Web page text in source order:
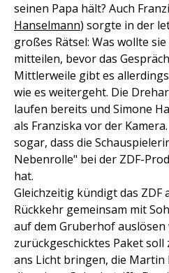
seinen Papa hält? Auch
Hanselmann) sorgte in der
großes Rätsel: Was wollte
mitteilen, bevor das
Mittlerweile gibt es
wie es weitergeht. Die
laufen bereits und Simone
als Franziska vor der
sogar, dass die
Nebenrolle" bei der ZDF-
hat.
Gleichzeitig kündigt das ZDF
Rückkehr gemeinsam mit
auf dem Gruberhof
zurückgeschicktes Paket
ans Licht bringen, die